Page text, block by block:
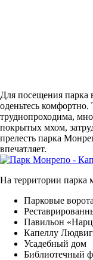
Для посещения парка
оденьтесь
труднопроходима,
покрытых мхом,
прелесть парка
впечатляет.
На территории парка
Парковые ворота
Павильон
Капеллу
Усадебный дом
Библиотечный